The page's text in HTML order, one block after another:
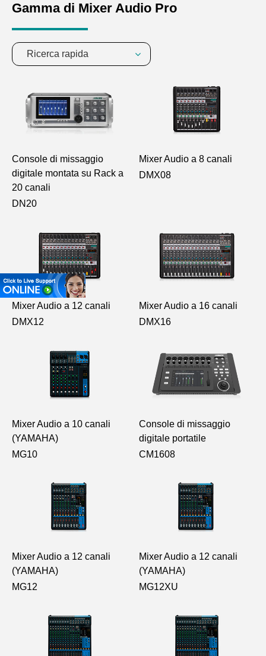
Gamma di Mixer Audio Pro
Ricerca rapida
Console di missaggio
digitale montata su Rack a
20 canali
DN20
Mixer Audio a 8 canali
DMX08
Mixer Audio a 12 canali
DMX12
Mixer Audio a 16 canali
DMX16
Mixer Audio a 10 canali
(YAMAHA)
MG10
Console di missaggio
digitale portatile
CM1608
Mixer Audio a 12 canali
(YAMAHA)
MG12
Mixer Audio a 12 canali
(YAMAHA)
MG12XU